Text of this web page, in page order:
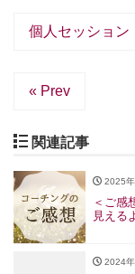
個人セッション
« Prev
関連記事
2025
＜ご感
見える
2024